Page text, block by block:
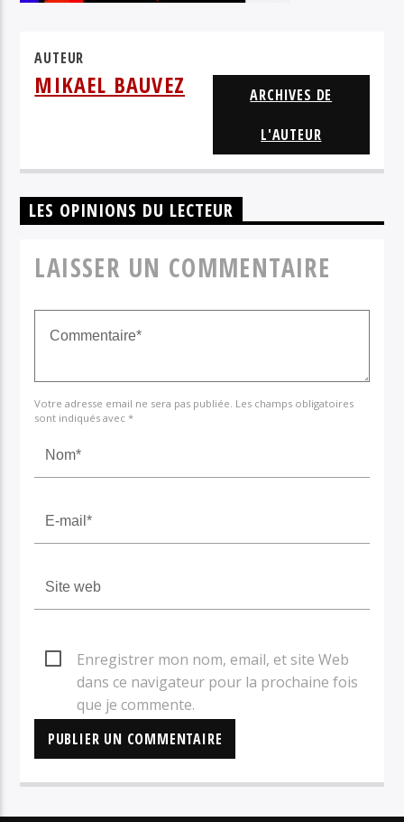
AUTEUR
MIKAEL BAUVEZ
ARCHIVES DE
L'AUTEUR
LES OPINIONS DU LECTEUR
LAISSER UN COMMENTAIRE
Votre adresse email ne sera pas publiée. Les champs obligatoires
sont indiqués avec *
Enregistrer mon nom, email, et site Web
dans ce navigateur pour la prochaine fois
que je commente.